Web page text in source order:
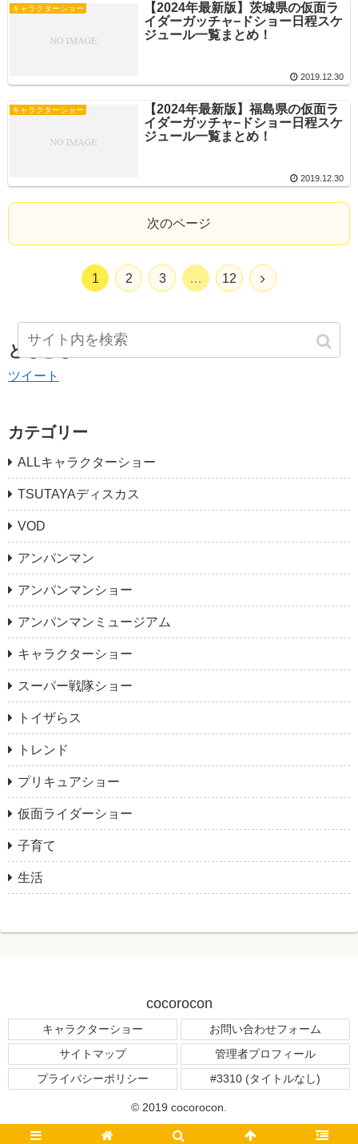
キャラクターショー
【2024年最新版】茨城県の仮面ラ
イダーガッチャ−ドショー日程スケ
ジュール一覧まとめ！
2019.12.30
キャラクターショー
【2024年最新版】福島県の仮面ラ
イダーガッチャ−ドショー日程スケ
ジュール一覧まとめ！
2019.12.30
次のページ
1 2 3 … 12
ともとも
ツイート
カテゴリー
ALLキャラクターショー
TSUTAYAディスカス
VOD
アンパンマン
アンパンマンショー
アンパンマンミュージアム
キャラクターショー
スーパー戦隊ショー
トイザらス
トレンド
プリキュアショー
仮面ライダーショー
子育て
生活
cocorocon
キャラクターショー
お問い合わせフォーム
サイトマップ
管理者プロフィール
プライバシーポリシー
#3310 (タイトルなし)
© 2019 cocorocon.